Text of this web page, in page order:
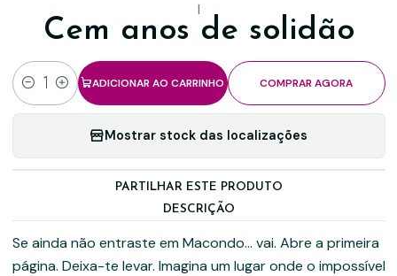
|
Cem anos de solidão
Quantidade
ADICIONAR AO CARRINHO COMPRAR AGORA
Mostrar stock das localizações
PARTILHAR ESTE PRODUTO
DESCRIÇÃO
Se ainda não entraste em Macondo… vai. Abre a primeira
página. Deixa-te levar. Imagina um lugar onde o impossível